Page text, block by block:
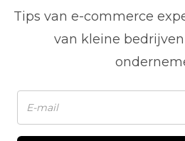
Tips van e-commerce
van kleine